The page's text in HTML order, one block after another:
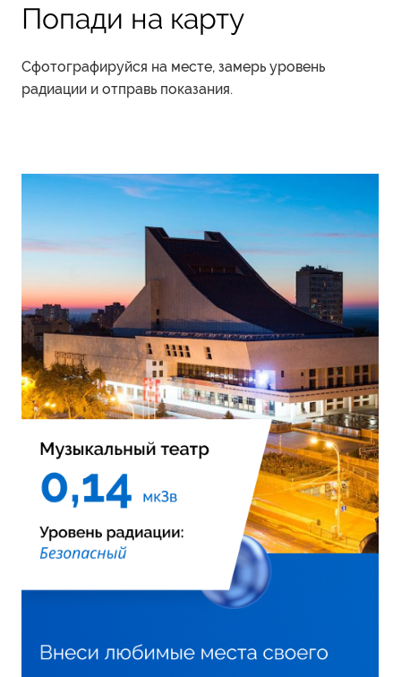
Попади на карту
Сфотографируйся на месте, замерь уровень
радиации и отправь показания.